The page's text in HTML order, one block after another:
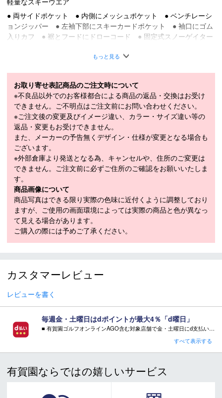
● 両サイドポケット ● 内側にメッシュポケット ● ベンチレーシ
ョンジッパー ● 左袖下部にスキーカードポケット ● 袖口にゴム
入りカフ ● 裾とフードにドローコード ● 固定式スノーゲイター
素材
生地構造：100% フルダルナイロンタスロン
オックスフォード（リサイクル素材51%使
用） 加工：PFCフリーDWR（耐久撥水加
工） 中綿：ALTOウールパッド（ウール
30%、リサイクルポリエステル70%、
60g） メンブレン：Tritech 15K/15K
カラー
Dusty Aqua
メーカー公表サ
イズまたは実寸
サイズ（cm）
XS：胸囲 82cm ウエスト 66cm ヒップ 91cm
S：胸囲 88cm ウエスト 72cm ヒップ 97cm
股下 79cm 袖丈 60cm
M：胸囲 94cm ウエスト 78cm ヒップ 103cm
股下 79cm 袖丈 60.5cm
L：胸囲 100cm ウエスト 84cm ヒップ
モデル年
・「サイズ目安」は実寸サイズとは異なり、衣類未着用時の身体サ
てサイズ選びの目安としてください。
・「実寸サイズ」は仕上がりサイズです。サイズ目安とは異なりま
す。また、個体差による若干の誤差があります。
注意事項
おりますが、ご使用の画面環境によっては実際の商品と色が
もっと見る
お取り寄せ表記商品のご注文時について
※不良品以外でのお客様都合による商品の返品・交換はお受け
できません。ご不明点はご注文前にお問い合わせください。
※ご注文後の変更及びイメージ違い、カラー・サイズ違い等の
返品・変更もお受けできません。
また、メーカーの予告無くデザイン・仕様が変更となる場合も
ございます。
※外部倉庫より発送となる為、キャンセルや、住所のご変更は
できません。ご注文前に必ずご住所のご確認をお願いいたしま
す。
商品画像について
商品写真はできる限り実際の色味に近付くように調整しており
ますが、ご使用の画面環境によっては実際の商品と色が異なっ
て見える場合があります。
ご購入の際には予めご了承ください。
カスタマーレビュー
レビューを書く
毎週金・土曜日はdポイントが最大4％「d曜日」
■ 有賀園ゴルフオンラインAGO含む対象店舗で金・土曜日にd支払いをすると
■ キャンペーン期間：毎週 金・土曜日 AM 0:00 - PM 23:59
注意事項：
・有賀園ポイントの獲得には別途ログイン/新規登録が必要です。
すべて表示する
有賀園ならではの嬉しいサービス